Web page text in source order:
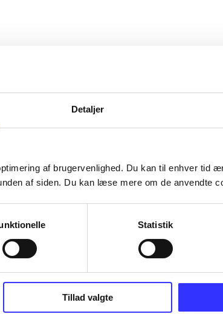
Detaljer
af brugervenlighed. Du kan til enhver tid
af siden. Du kan læse mere om de anvendte
Statistik
Tillad valgte